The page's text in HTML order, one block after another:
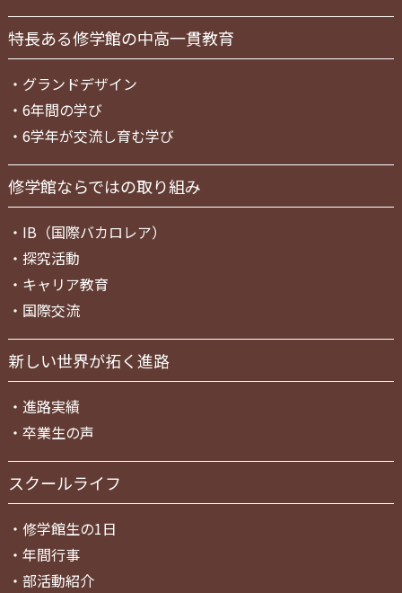
特長ある修学館の中高一貫教育
・ グランドデザイン
・ 6年間の学び
・ 6学年が交流し育む学び
修学館ならではの取り組み
・ IB（国際バカロレア）
・ 探究活動
・ キャリア教育
・ 国際交流
新しい世界が拓く進路
・ 進路実績
・ 卒業生の声
スクールライフ
・ 修学館生の1日
・ 年間行事
・ 部活動紹介